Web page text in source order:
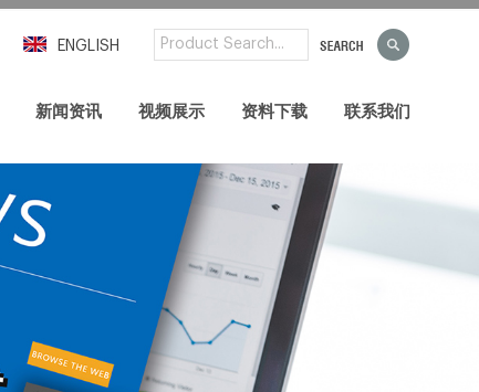
ENGLISH
新闻资讯 视频展示 资料下载 联系我们